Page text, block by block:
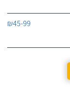
₪45-99